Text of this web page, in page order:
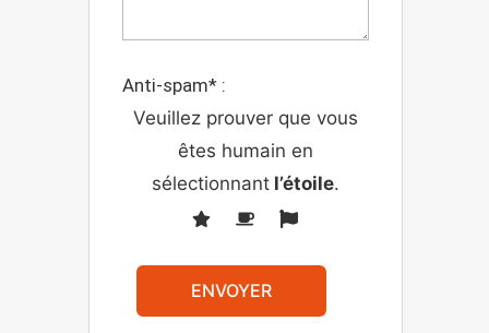
Anti-spam* :
Veuillez prouver que vous
êtes humain en
sélectionnantl’étoile.
ENVOYER